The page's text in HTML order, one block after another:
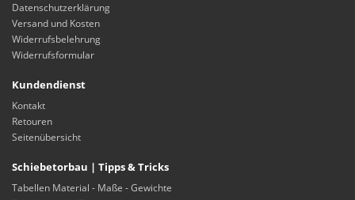
Datenschutzerklärung
Versand und Kosten
Widerrufsbelehrung
Widerrufsformular
Kundendienst
Kontakt
Retouren
Seitenübersicht
Schiebetorbau | Tipps & Tricks
Tabellen Material - Maße - Gewichte